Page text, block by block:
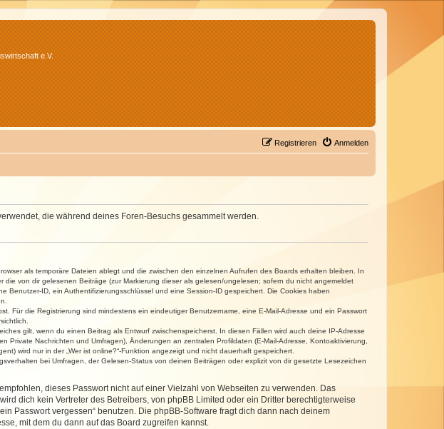
e.V.
Anmelden
Registrieren
die während deines Foren-Besuchs gesammelt werden.
als temporäre Dateien ablegt und die zwischen den einzelnen Aufrufen des Boards erhalten bleiben. In
von dir gelesenen Beiträge (zur Markierung dieser als gelesen/ungelesen; sofern du nicht angemeldet
ID, ein Authentifizierungsschlüssel und eine Session-ID gespeichert. Die Cookies haben
Für die Registrierung sind mindestens ein eindeutiger Benutzername, eine E-Mail-Adresse und ein Passwort
gilt, wenn du einen Beitrag als Entwurf zwischenspeicherst. In diesen Fällen wird auch deine IP-Adresse
Nachrichten und Umfragen), Änderungen an zentralen Profildaten (E-Mail-Adresse, Kontoaktivierung,
wird nur in der „Wer ist online?“-Funktion angezeigt und nicht dauerhaft gespeichert.
bei Umfragen, der Gelesen-Status von deinen Beiträgen oder explizit von dir gesetzte Lesezeichen
dieses Passwort nicht auf einer Vielzahl von Webseiten zu verwenden. Das
dich kein Vertreter des Betreibers, von phpBB Limited oder ein Dritter berechtigterweise
Passwort vergessen“ benutzen. Die phpBB-Software fragt dich dann nach deinem
mit dem du dann auf das Board zugreifen kannst.